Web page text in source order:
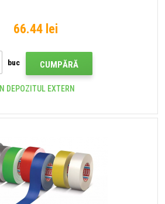
66.44 lei
buc CUMPĂRĂ
ÎN DEPOZITUL EXTERN